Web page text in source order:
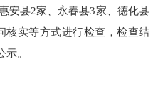
安县2家、永春县3家、德化县
核实等方式进行检查，检查结
。